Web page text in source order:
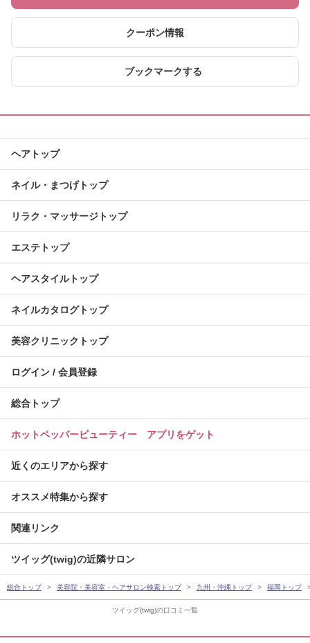
ツイッグ(twig)の口コミ一覧
クーポン情報
ブックマークする
ヘアトップ
ネイル・まつげトップ
リラク・マッサージトップ
エステトップ
ヘアスタイルトップ
ネイルカタログトップ
美容クリニックトップ
ログイン / 会員登録
総合トップ
ホットペッパービューティー アプリをゲット
近くのエリアから探す
オススメ特集から探す
関連リンク
ツイッグ(twig)の近隣サロン
総合トップ 美容院・美容室・ヘアサロン検索トップ 九州・沖縄トップ 福岡トップ